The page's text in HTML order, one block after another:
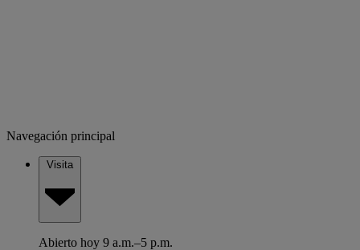
Navegación principal
Visita
Abierto hoy 9 a.m.–5 p.m.